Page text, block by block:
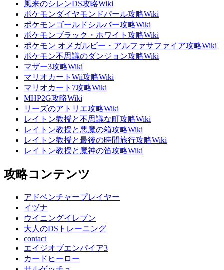
風来のシレンDS攻略Wiki
ポケモンダイヤモンドパール攻略Wiki
ポケモンゴールドシルバー攻略Wiki
ポケモンブラック・ホワイト攻略Wiki
ポケモン オメガルビー・アルファサファイア攻略Wiki
ポケモン不思議のダンジョン攻略Wiki
マザー3攻略Wiki
マリオカートWii攻略Wiki
マリオカート7攻略Wiki
MHP2G攻略Wiki
リーズのアトリエ攻略Wiki
レイトン教授と不思議な町攻略Wiki
レイトン教授と悪魔の箱攻略Wiki
レイトン教授と最後の時間旅行攻略Wiki
レイトン教授と魔神の笛攻略Wiki
攻略コンテンツ
アドベンチャープレイヤー
イヅナ
ウイニングイレブン
大人のDSトレーニング
contact
エイジオブエンパイア3
カードヒーロー